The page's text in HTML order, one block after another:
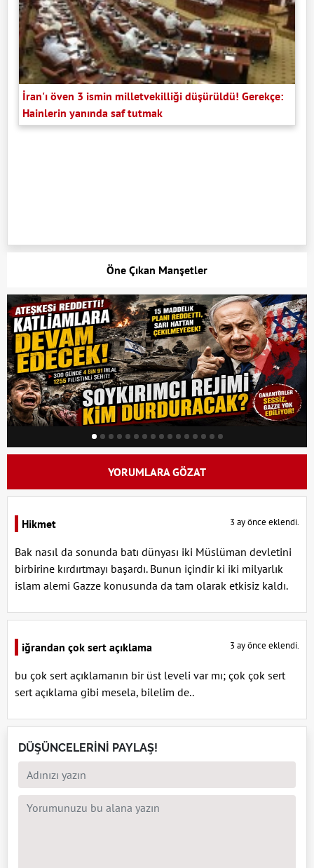
İran'ı öven 3 ismin milletvekilliği düşürüldü! Gerekçe:
Hainlerin yanında saf tutmak
Öne Çıkan Manşetler
YORUMLARA GÖZAT
Hikmet 3 ay önce eklendi.
Bak nasıl da sonunda batı dünyası iki Müslüman devletini
birbirine kırdırtmayı başardı. Bunun içindir ki iki milyarlık
islam alemi Gazze konusunda da tam olarak etkisiz kaldı.
iğrandan çok sert açıklama 3 ay önce eklendi.
bu çok sert açıklamanın bir üst leveli var mı; çok çok sert
sert açıklama gibi mesela, bilelim de..
DÜŞÜNCELERİNİ PAYLAŞ!